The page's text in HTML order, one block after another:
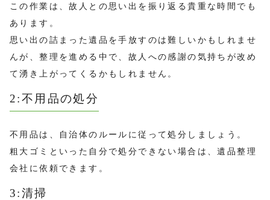
この作業は、故人との思い出を振り返る貴重な時間でも
あります。
思い出の詰まった遺品を手放すのは難しいかもしれませ
んが、整理を進める中で、故人への感謝の気持ちが改め
て湧き上がってくるかもしれません。
2:不用品の処分
不用品は、自治体のルールに従って処分しましょう。
粗大ゴミといった自分で処分できない場合は、遺品整理
会社に依頼できます。
3:清掃